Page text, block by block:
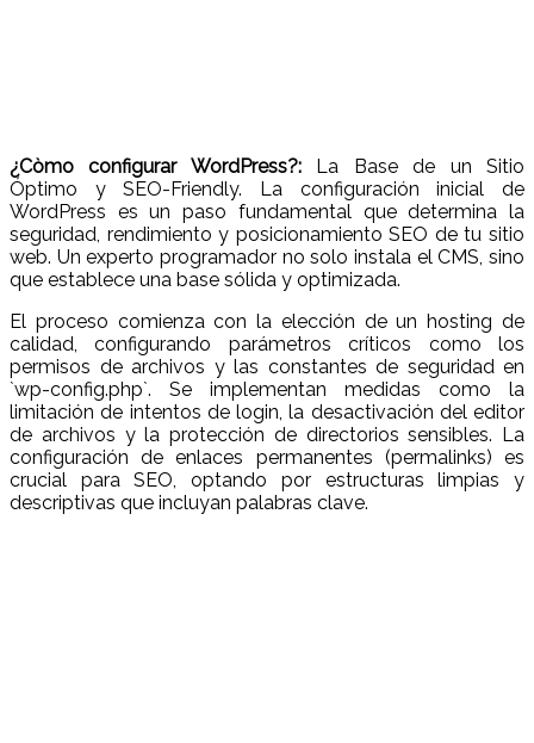
¿Còmo configurar WordPress?:La Base de un Sitio
Óptimo y SEO-Friendly. La configuración inicial de
WordPress es un paso fundamental que determina la
seguridad, rendimiento y posicionamiento SEO de tu sitio
web. Un experto programador no solo instala el CMS, sino
que establece una base sólida y optimizada.
El proceso comienza con la elección de un hosting de
calidad, configurando parámetros críticos como los
permisos de archivos y las constantes de seguridad en
`wp-config.php`. Se implementan medidas como la
limitación de intentos de login, la desactivación del editor
de archivos y la protección de directorios sensibles. La
configuración de enlaces permanentes (permalinks) es
crucial para SEO, optando por estructuras limpias y
descriptivas que incluyan palabras clave.